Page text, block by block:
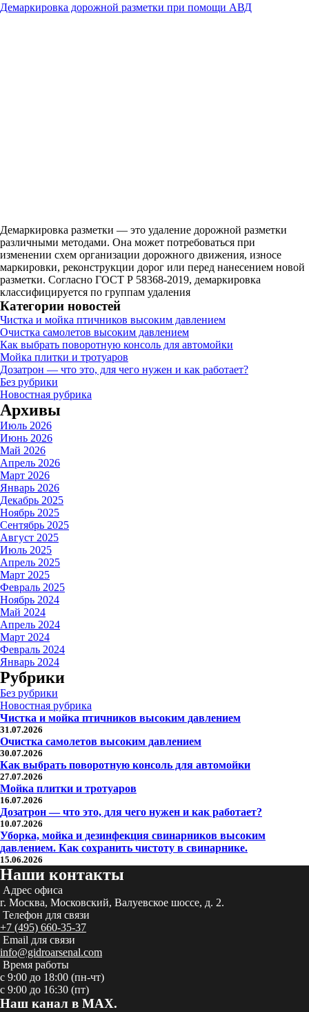
Демаркировка дорожной разметки при помощи АВД
Демаркировка разметки — это удаление дорожной разметки
различными методами. Она может потребоваться при
изменении схем организации дорожного движения, износе
маркировки, реконструкции дорог или перед нанесением новой
разметки. Согласно ГОСТ Р 58368-2019, демаркировка
классифицируется по группам удаления
Категории новостей
Чистка и мойка птичников высоким давлением
Очистка самолетов высоким давлением
Как выбрать поворотную консоль для автомойки
Мойка плитки и тротуаров
Дозатрон — что это, для чего нужен и как работает?
Без рубрики
Новостная рубрика
Архивы
Июль 2026
Июнь 2026
Май 2026
Апрель 2026
Март 2026
Январь 2026
Декабрь 2025
Ноябрь 2025
Сентябрь 2025
Август 2025
Июль 2025
Апрель 2025
Март 2025
Февраль 2025
Ноябрь 2024
Май 2024
Апрель 2024
Март 2024
Февраль 2024
Январь 2024
Рубрики
Без рубрики
Новостная рубрика
Чистка и мойка птичников высоким давлением
31.07.2026
Очистка самолетов высоким давлением
30.07.2026
Как выбрать поворотную консоль для автомойки
27.07.2026
Мойка плитки и тротуаров
16.07.2026
Дозатрон — что это, для чего нужен и как работает?
10.07.2026
Уборка, мойка и дезинфекция свинарников высоким
давлением. Как сохранить чистоту в свинарнике.
15.06.2026
Наши контакты
Адрес офиса
г. Москва, Московский, Валуевское шоссе, д. 2.
Телефон для связи
+7 (495) 660-35-37
Email для связи
info@gidroarsenal.com
Время работы
с 9:00 до 18:00 (пн-чт)
с 9:00 до 16:30 (пт)
Наш канал в MAX.